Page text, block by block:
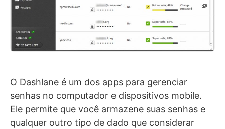
O Dashlane é um dos apps para gerenciar
senhas no computador e dispositivos mobile.
Ele permite que você armazene suas senhas e
qualquer outro tipo de dado que considerar